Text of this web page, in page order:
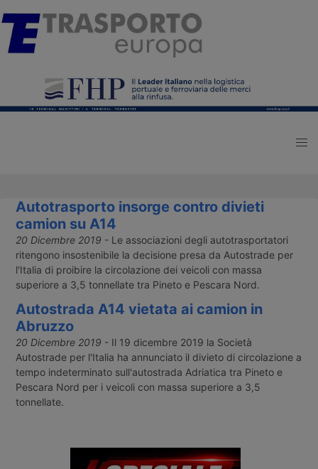
Autotrasporto insorge contro divieti
camion su A14
20 Dicembre 2019 - Le associazioni degli autotrasportatori
ritengono insostenibile la decisione presa da Autostrade per
l'Italia di proibire la circolazione dei veicoli con massa
superiore a 3,5 tonnellate tra Pineto e Pescara Nord.
Autostrada A14 vietata ai camion in
Abruzzo
20 Dicembre 2019 - Il 19 dicembre 2019 la Società
Autostrade per l'Italia ha annunciato il divieto di circolazione a
tempo indeterminato sull'autostrada Adriatica tra Pineto e
Pescara Nord per i veicoli con massa superiore a 3,5
tonnellate.